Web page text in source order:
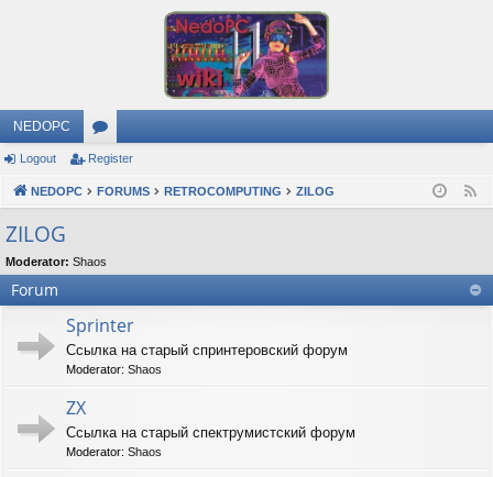
NEDOPC
or
u
s
Logout Register
NEDOPC FORUMS RETROCOMPUTING ZILOG
ZILOG
Moderator: Shaos
Forum
Sprinter
Ссылка на старый спринтеровский форум
Moderator: Shaos
ZX
Ссылка на старый спектрумистский форум
Moderator: Shaos